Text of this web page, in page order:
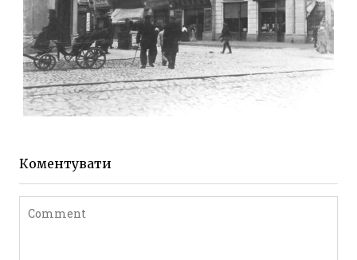
ЖИТОМИР МИХАЙЛІВСЬКА 1903 РОКУ
Коментувати